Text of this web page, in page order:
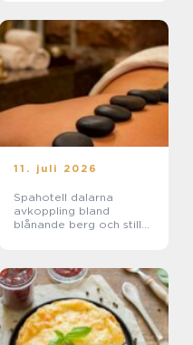
11. juli 2026
Spahotell dalarna
avkoppling bland
blånande berg och stilla